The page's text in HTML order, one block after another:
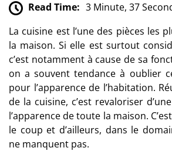
Read Time: 3 Minute, 37
La cuisine est l’une des pièces les
la maison. Si elle est surtout
c’est notamment à cause de sa
on a souvent tendance à oublier
pour l’apparence de l’habitation.
de la cuisine, c’est revaloriser
l’apparence de toute la maison.
le coup et d’ailleurs, dans le
ne manquent pas.